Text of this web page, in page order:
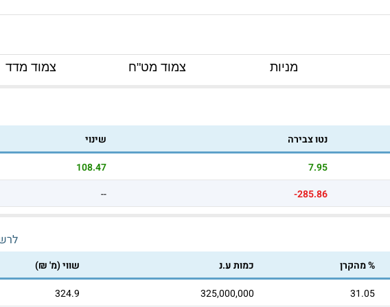
צמוד מדד צמוד מט"ח מניות
נטו צבירה
שינוי
7.95
108.47
-285.86
--
% מהקרן כמות ע.נ
שווי (מ' ₪)
31.05
325,000,000
324.9